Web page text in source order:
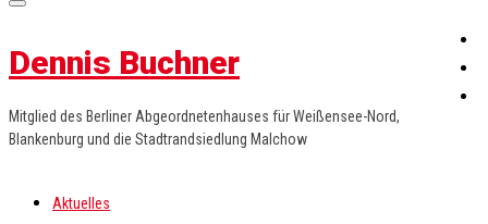
Dennis Buchner
Mitglied des Berliner Abgeordnetenhauses für Weißensee-Nord,
Blankenburg und die Stadtrandsiedlung Malchow
Aktuelles